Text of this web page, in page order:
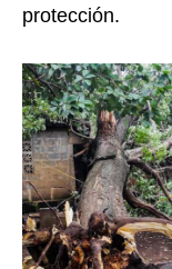
protección.